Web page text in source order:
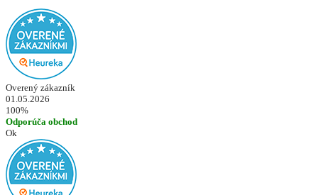
Overený zákazník
01.05.2026
100%
Odporúča obchod
Ok